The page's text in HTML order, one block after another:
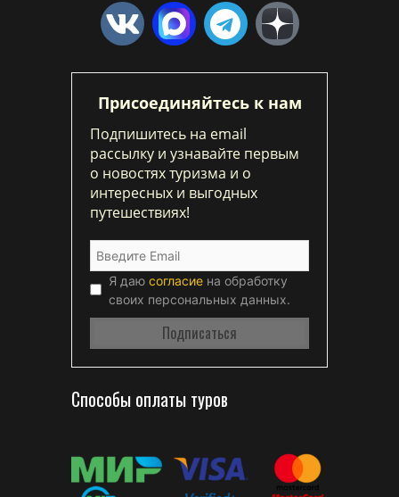
Присоединяйтесь к нам
Подпишитесь на email
рассылку и узнавайте первым
о новостях туризма и о
интересных и выгодных
путешествиях!
Я даю согласие на обработку
своих персональных данных.
Способы оплаты туров